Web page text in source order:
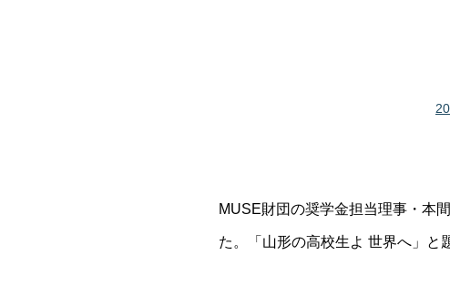
MUSE財団の奨学金担当理事・本
た。「山形の高校生よ 世界へ」と